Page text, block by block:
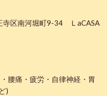
区南河堀町9-34 ＬaCASA
腰痛・疲労・自律神経・胃
)